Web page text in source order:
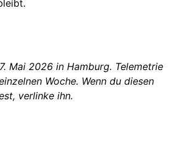
Mai 2026 in Hamburg. Telemetrie
Woche. Wenn du diesen
verlinke ihn.